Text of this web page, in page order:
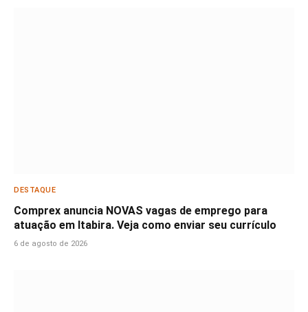
DESTAQUE
Comprex anuncia NOVAS vagas de emprego para
atuação em Itabira. Veja como enviar seu currículo
6 de agosto de 2026